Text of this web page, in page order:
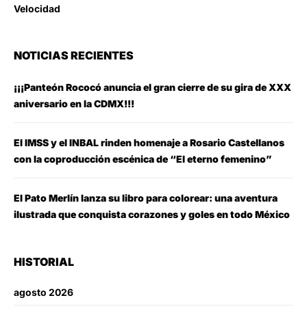
Velocidad
NOTICIAS RECIENTES
¡¡¡Panteón Rococó anuncia el gran cierre de su gira de XXX
aniversario en la CDMX!!!
El IMSS y el INBAL rinden homenaje a Rosario Castellanos
con la coproducción escénica de “El eterno femenino”
El Pato Merlín lanza su libro para colorear: una aventura
ilustrada que conquista corazones y goles en todo México
HISTORIAL
agosto 2026